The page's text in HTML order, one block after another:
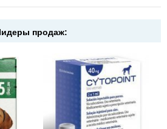
продаж: